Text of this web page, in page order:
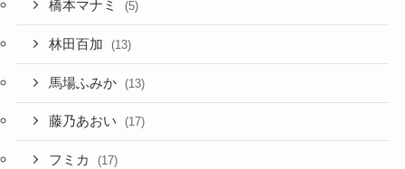
橋本マナミ (5)
林田百加 (13)
馬場ふみか (13)
藤乃あおい (17)
フミカ (17)